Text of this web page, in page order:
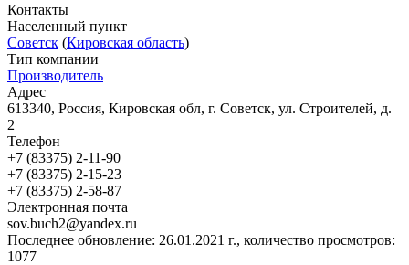
Контакты
Населенный пункт
Советск (Кировская область)
Тип компании
Производитель
Адрес
613340, Россия, Кировская обл, г. Советск, ул. Строителей, д.
2
Телефон
+7 (83375) 2-11-90
+7 (83375) 2-15-23
+7 (83375) 2-58-87
Электронная почта
sov.buch2@yandex.ru
Последнее обновление: 26.01.2021 г., количество просмотров:
1077